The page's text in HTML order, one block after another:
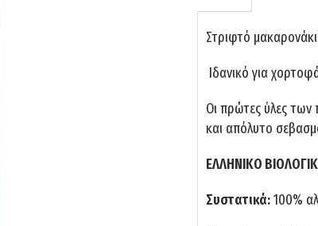
Στριφτό
Ιδανικό για
Οι πρώτες ύλες των
και απόλυτο
ΕΛΛΗΝΙΚΟ
Συστατικά:100%